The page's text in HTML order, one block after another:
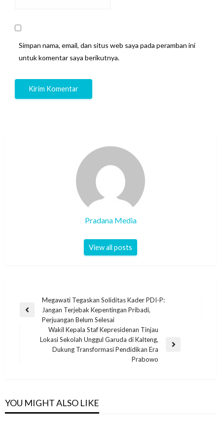
Simpan nama, email, dan situs web saya pada peramban ini
untuk komentar saya berikutnya.
Pradana Media
View all posts
Megawati Tegaskan Soliditas Kader PDI-P:
Jangan Terjebak Kepentingan Pribadi,
Perjuangan Belum Selesai
Wakil Kepala Staf Kepresidenan Tinjau
Lokasi Sekolah Unggul Garuda di Kalteng,
Dukung Transformasi Pendidikan Era
Prabowo
YOU MIGHT ALSO LIKE